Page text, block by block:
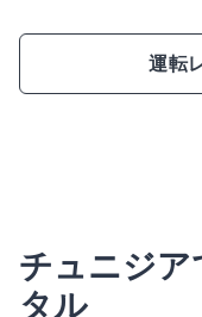
運転
チュニジア
タル